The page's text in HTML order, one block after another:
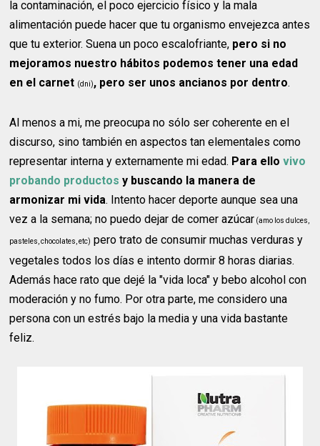
la contaminación, el poco ejercicio físico y la mala
alimentación puede hacer que tu organismo envejezca antes
que tu exterior. Suena un poco escalofriante, pero si no
mejoramos nuestro hábitos podemos tener una edad
en el carnet (dni), pero ser unos ancianos por dentro.
Al menos a mi, me preocupa no sólo ser coherente en el
discurso, sino también en aspectos tan elementales como
representar interna y externamente mi edad. Para ellovivo
probando productos y buscando la manera de
armonizar mi vida. Intento hacer deporte aunque sea una
vez a la semana; no puedo dejar de comer azúcar (amo los dulces,
pasteles, chocolates, etc) pero trato de consumir muchas verduras y
vegetales todos los días e intento dormir 8 horas diarias.
Además hace rato que dejé la "vida loca" y bebo alcohol con
moderación y no fumo. Por otra parte, me considero una
persona con un estrés bajo la media y una vida bastante
feliz.